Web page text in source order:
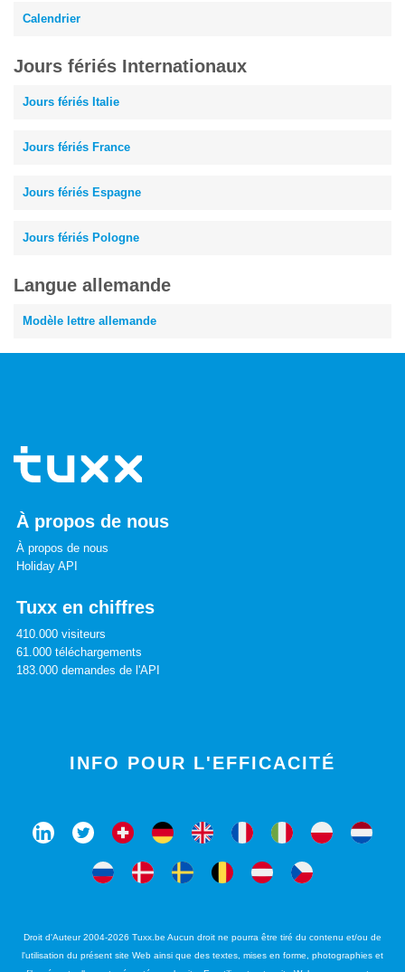
Calendrier
Jours fériés Internationaux
Jours fériés Italie
Jours fériés France
Jours fériés Espagne
Jours fériés Pologne
Langue allemande
Modèle lettre allemande
À propos de nous
À propos de nous
Holiday API
Tuxx en chiffres
410.000 visiteurs
61.000 téléchargements
183.000 demandes de l'API
INFO POUR L'EFFICACITÉ
Droit d'Auteur 2004-2026 Tuxx.be Aucun droit ne pourra être tiré du contenu et/ou de
l'utilisation du présent site Web ainsi que des textes, mises en forme, photographies et